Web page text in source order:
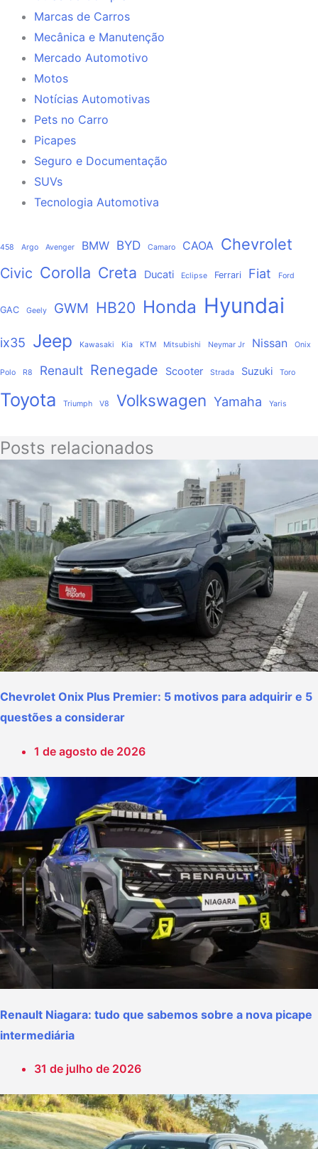
Marcas de Carros
Mecânica e Manutenção
Mercado Automotivo
Motos
Notícias Automotivas
Pets no Carro
Picapes
Seguro e Documentação
SUVs
Tecnologia Automotiva
458 Argo Avenger BMW BYD Camaro CAOA Chevrolet
Civic Corolla Creta Ducati Eclipse Ferrari Fiat Ford
GAC Geely GWM HB20 Honda Hyundai
ix35 Jeep Kawasaki Kia KTM Mitsubishi Neymar Jr Nissan Onix
Polo R8 Renault Renegade Scooter Strada Suzuki Toro
Toyota Triumph V8 Volkswagen Yamaha Yaris
Posts relacionados
Chevrolet Onix Plus Premier: 5 motivos para adquirir e 5
questões a considerar
1 de agosto de 2026
Renault Niagara: tudo que sabemos sobre a nova picape
intermediária
31 de julho de 2026